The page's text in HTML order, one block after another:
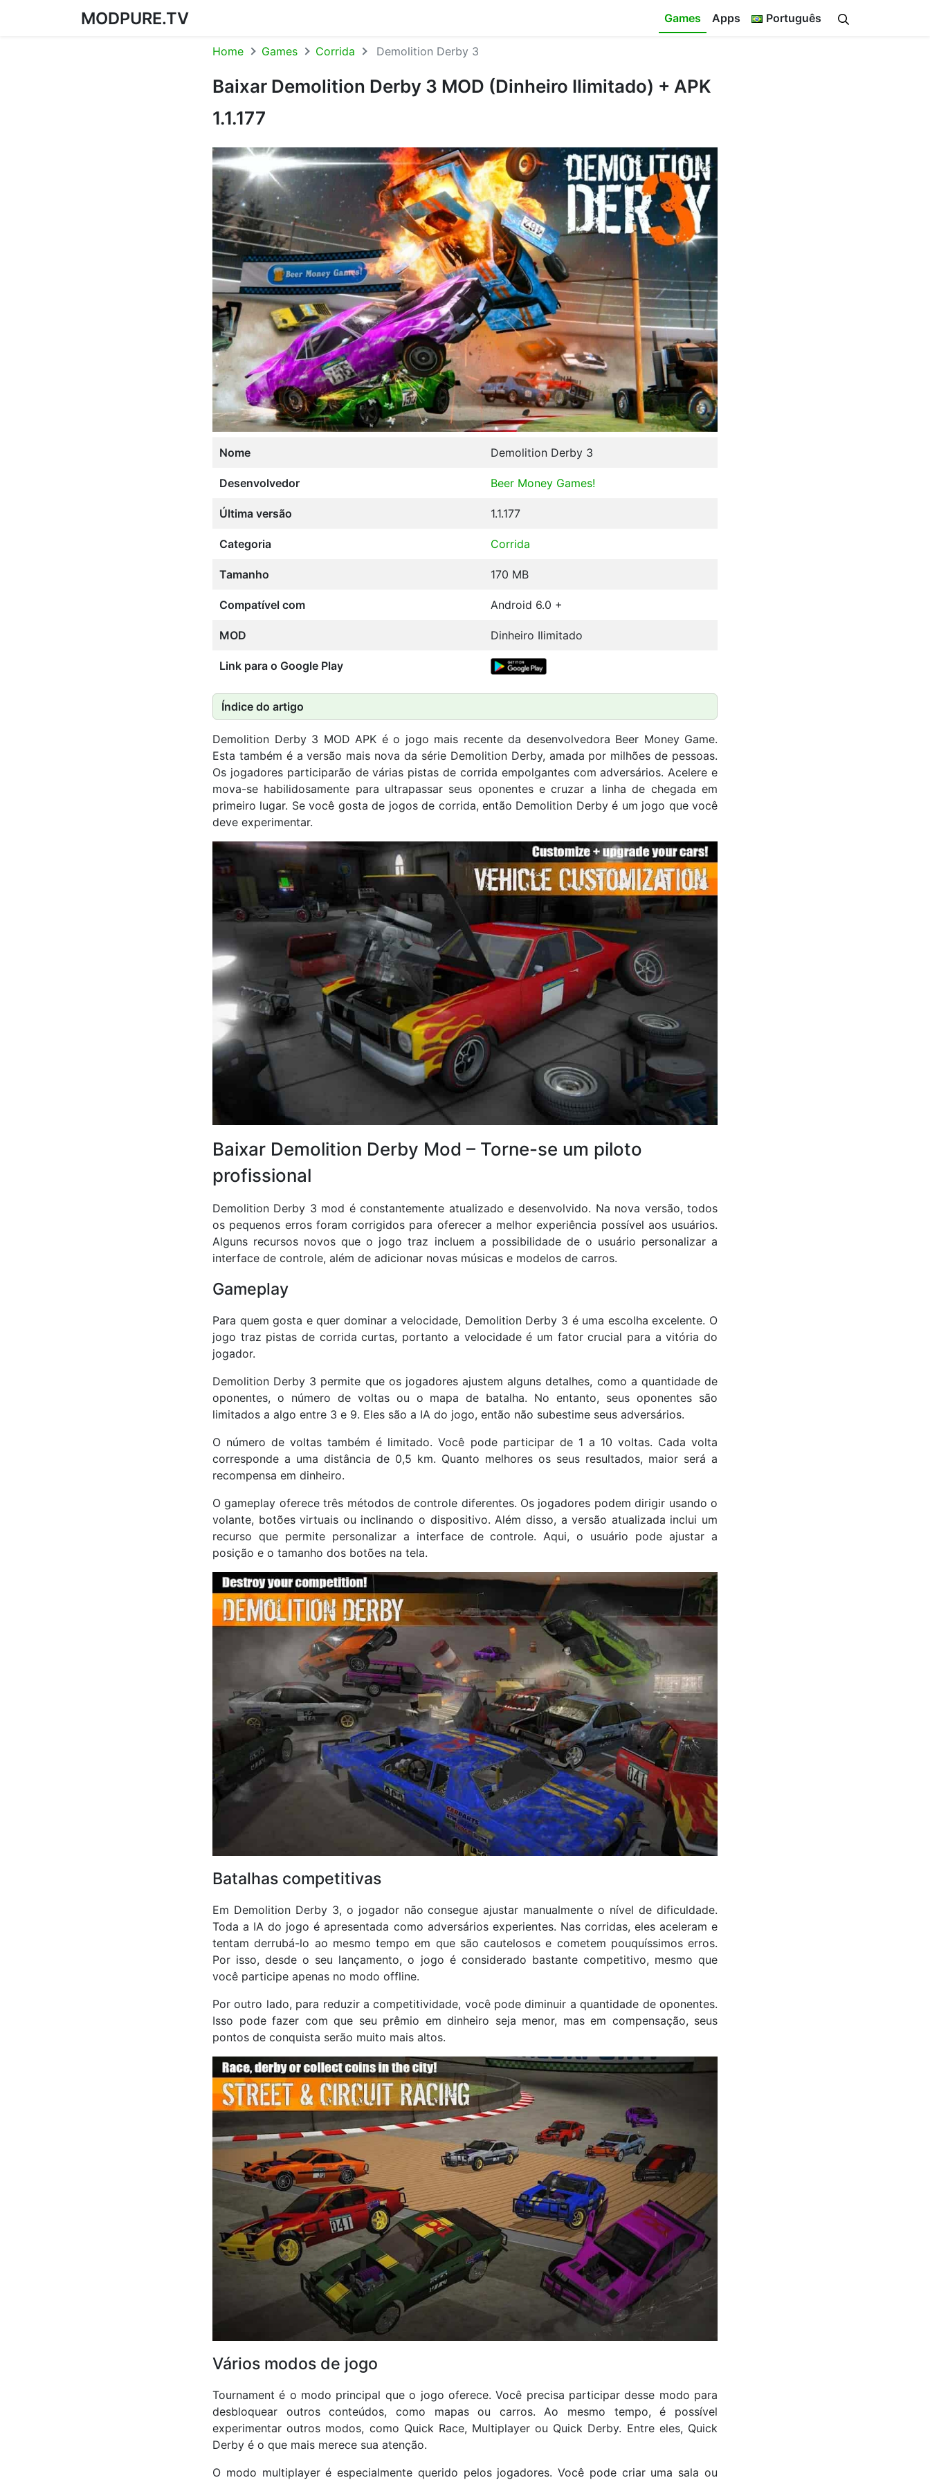
MODPURE.TV Games Apps Português
Home Games Corrida Demolition Derby 3
Baixar Demolition Derby 3 MOD (Dinheiro Ilimitado) + APK
1.1.177
Nome Demolition Derby 3
Desenvolvedor Beer Money Games!
Última versão 1.1.177
Categoria Corrida
Tamanho 170 MB
Compatível com Android 6.0 +
MOD Dinheiro Ilimitado
Link para o Google Play
Índice do artigo
Demolition Derby 3 MOD APK é o jogo mais recente da desenvolvedora Beer Money Game.
Esta também é a versão mais nova da série Demolition Derby, amada por milhões de pessoas.
Os jogadores participarão de várias pistas de corrida empolgantes com adversários. Acelere e
mova-se habilidosamente para ultrapassar seus oponentes e cruzar a linha de chegada em
primeiro lugar. Se você gosta de jogos de corrida, então Demolition Derby é um jogo que você
deve experimentar.
Baixar Demolition Derby Mod – Torne-se um piloto
profissional
Demolition Derby 3 mod é constantemente atualizado e desenvolvido. Na nova versão, todos
os pequenos erros foram corrigidos para oferecer a melhor experiência possível aos usuários.
Alguns recursos novos que o jogo traz incluem a possibilidade de o usuário personalizar a
interface de controle, além de adicionar novas músicas e modelos de carros.
Gameplay
Para quem gosta e quer dominar a velocidade, Demolition Derby 3 é uma escolha excelente. O
jogo traz pistas de corrida curtas, portanto a velocidade é um fator crucial para a vitória do
jogador.
Demolition Derby 3 permite que os jogadores ajustem alguns detalhes, como a quantidade de
oponentes, o número de voltas ou o mapa de batalha. No entanto, seus oponentes são
limitados a algo entre 3 e 9. Eles são a IA do jogo, então não subestime seus adversários.
O número de voltas também é limitado. Você pode participar de 1 a 10 voltas. Cada volta
corresponde a uma distância de 0,5 km. Quanto melhores os seus resultados, maior será a
recompensa em dinheiro.
O gameplay oferece três métodos de controle diferentes. Os jogadores podem dirigir usando o
volante, botões virtuais ou inclinando o dispositivo. Além disso, a versão atualizada inclui um
recurso que permite personalizar a interface de controle. Aqui, o usuário pode ajustar a
posição e o tamanho dos botões na tela.
Batalhas competitivas
Em Demolition Derby 3, o jogador não consegue ajustar manualmente o nível de dificuldade.
Toda a IA do jogo é apresentada como adversários experientes. Nas corridas, eles aceleram e
tentam derrubá-lo ao mesmo tempo em que são cautelosos e cometem pouquíssimos erros.
Por isso, desde o seu lançamento, o jogo é considerado bastante competitivo, mesmo que
você participe apenas no modo offline.
Por outro lado, para reduzir a competitividade, você pode diminuir a quantidade de oponentes.
Isso pode fazer com que seu prêmio em dinheiro seja menor, mas em compensação, seus
pontos de conquista serão muito mais altos.
Vários modos de jogo
Tournament é o modo principal que o jogo oferece. Você precisa participar desse modo para
desbloquear outros conteúdos, como mapas ou carros. Ao mesmo tempo, é possível
experimentar outros modos, como Quick Race, Multiplayer ou Quick Derby. Entre eles, Quick
Derby é o que mais merece sua atenção.
O modo multiplayer é especialmente querido pelos jogadores. Você pode criar uma sala ou